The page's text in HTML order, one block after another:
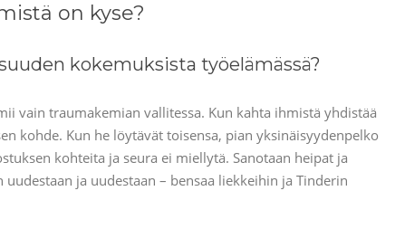
on kyse?
kokemuksista työelämässä?
vain traumakemian vallitessa. Kun kahta ihmistä yhdistää
kohde. Kun he löytävät toisensa, pian yksinäisyydenpelko
kohteita ja seura ei miellytä. Sanotaan heipat ja
ja uudestaan – bensaa liekkeihin ja Tinderin